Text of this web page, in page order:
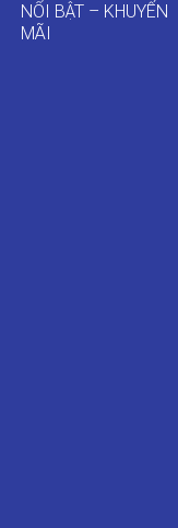
NỔI BẬT – KHUYẾN
MÃI